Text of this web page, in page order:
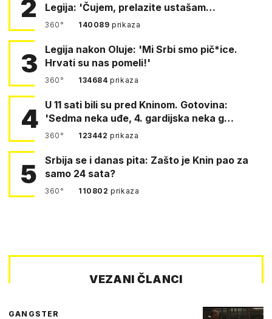
2 Legija: 'Čujem, prelazite ustašam…
360° 140089prikaza
3
Legija nakon Oluje: 'Mi Srbi smo pič*ice.
Hrvati su nas pomeli!'
360° 134684prikaza
4 U 11 sati bili su pred Kninom. Gotovina:
'Sedma neka uđe, 4. gardijska neka g…
360° 123442prikaza
5
Srbija se i danas pita: Zašto je Knin pao za
samo 24 sata?
360° 110802prikaza
VEZANI ČLANCI
GANGSTER